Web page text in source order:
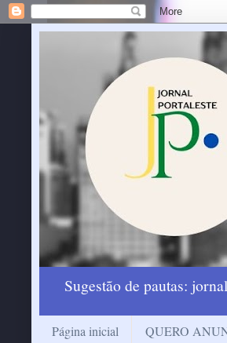
Sugestão de pautas:
Página inicial QUERO